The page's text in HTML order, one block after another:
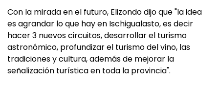
Con la mirada en el futuro, Elizondo dijo que "la idea
es agrandar lo que hay en Ischigualasto, es decir
hacer 3 nuevos circuitos, desarrollar el turismo
astronómico, profundizar el turismo del vino, las
tradiciones y cultura, además de mejorar la
señalización turística en toda la provincia".